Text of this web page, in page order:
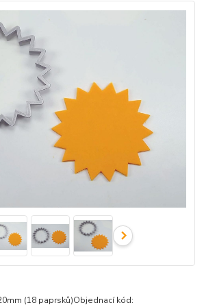
(18 paprsků)Objednací kód: